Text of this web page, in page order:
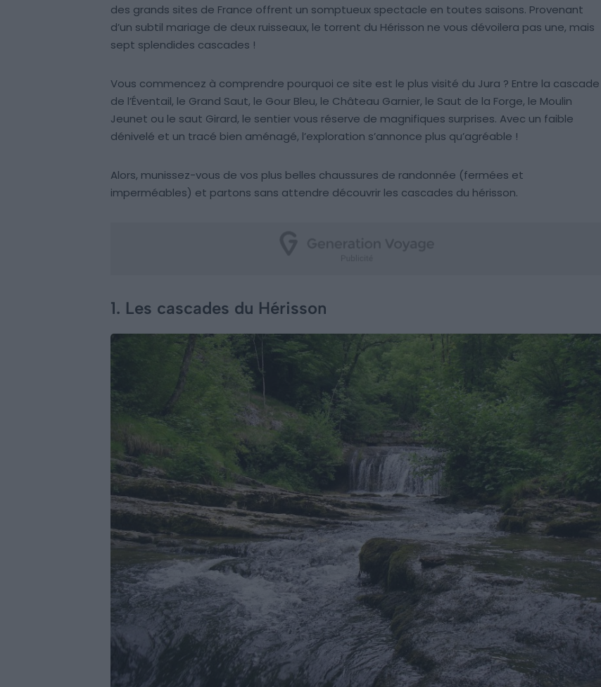
des grands sites de France offrent un somptueux spectacle en toutes saisons. Provenant
d’un subtil mariage de deux ruisseaux, le torrent du Hérisson ne vous dévoilera pas une, mais
sept splendides cascades !
Vous commencez à comprendre pourquoi ce site est le plus visité du Jura ? Entre la cascade
de l’Éventail, le Grand Saut, le Gour Bleu, le Château Garnier, le Saut de la Forge, le Moulin
Jeunet ou le saut Girard, le sentier vous réserve de magnifiques surprises. Avec un faible
dénivelé et un tracé bien aménagé, l’exploration s’annonce plus qu’agréable !
Alors, munissez-vous de vos plus belles chaussures de randonnée (fermées et
imperméables) et partons sans attendre découvrir les cascades du hérisson.
1. Les cascades du Hérisson